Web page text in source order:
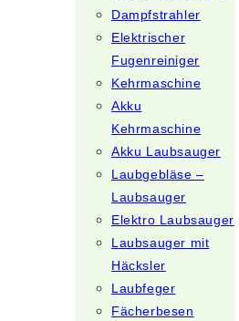
Dampfstrahler
Elektrischer
Fugenreiniger
Kehrmaschine
Akku
Kehrmaschine
Akku Laubsauger
Laubgebläse –
Laubsauger
Elektro Laubsauger
Laubsauger mit
Häcksler
Laubfeger
Fächerbesen